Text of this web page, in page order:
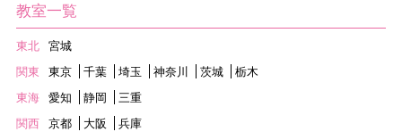
教室一覧
東北
宮城
関東
東京 千葉 埼玉 神奈川 茨城
栃木
東海
愛知 静岡
三重
関西
京都 大阪
兵庫